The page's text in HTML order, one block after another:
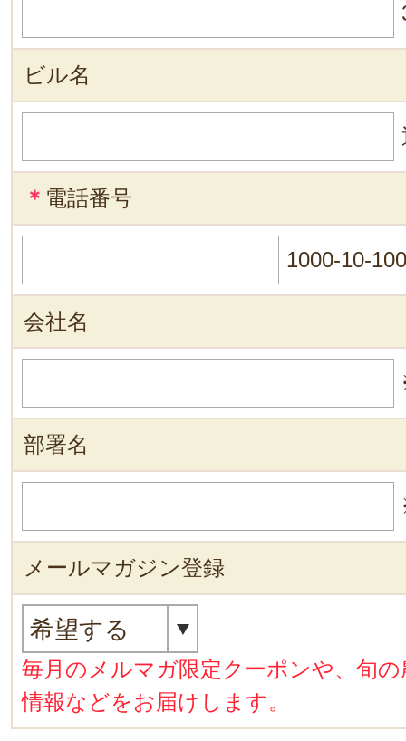
ビル名
＊ 電話番号
1000-10-
会社名
部署名
メールマガジン登録
毎月のメルマガ限定クーポンや、旬
情報などをお届けします。